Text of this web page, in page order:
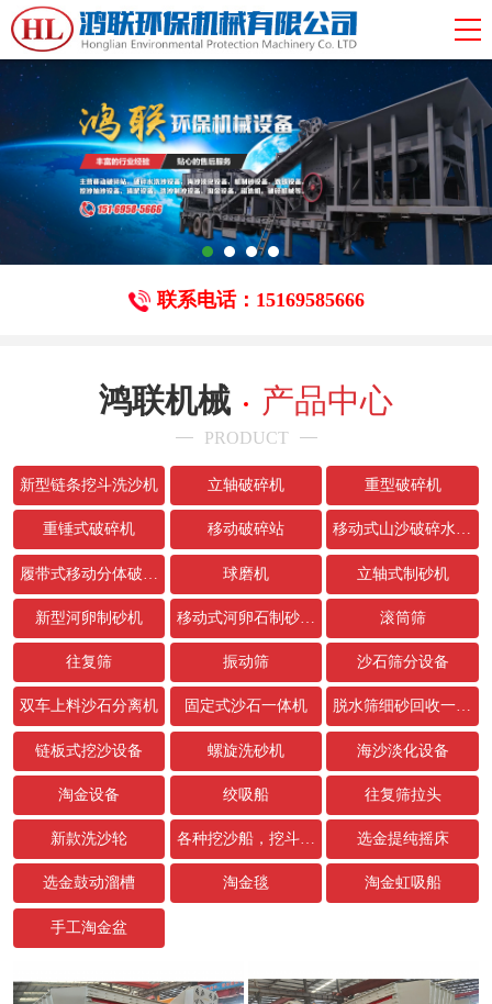
联系电话：15169585666
鸿联机械 产品中心
PRODUCT
新型链条挖斗洗沙机 立轴破碎机 重型破碎机
重锤式破碎机 移动破碎站 移动式山沙破碎水洗设备
球磨机 立轴式制砂机
新型河卵制砂机 移动式河卵石制砂生产线 滚筒筛
往复筛 振动筛 沙石筛分设备
双车上料沙石分离机 固定式沙石一体机 脱水筛细砂回收一体机
链板式挖沙设备 螺旋洗砂机 海沙淡化设备
淘金设备 绞吸船 往复筛拉头
新款洗沙轮 各种挖沙船，挖斗，链条配件 选金提纯摇床
选金鼓动溜槽 淘金毯 淘金虹吸船
手工淘金盆